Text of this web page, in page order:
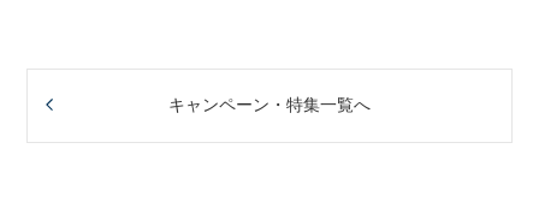
キャンペーン・特集一覧へ